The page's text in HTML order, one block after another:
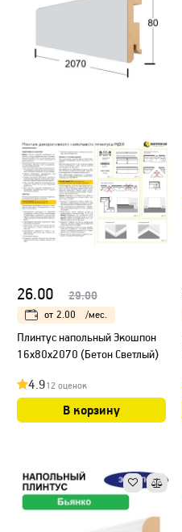
26.00 29.00
от 2.00 /мес.
Плинтус напольный Экошпон
16х80х2070 (Бетон Светлый)
4.912 оценок
В корзину